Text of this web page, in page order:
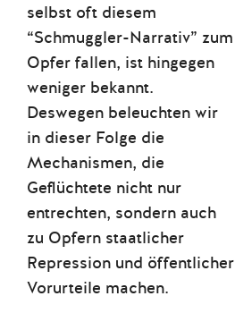
selbst oft diesem
“Schmuggler-Narrativ” zum
Opfer fallen, ist hingegen
weniger bekannt.
Deswegen beleuchten wir
in dieser Folge die
Mechanismen, die
Geflüchtete nicht nur
entrechten, sondern auch
zu Opfern staatlicher
Repression und öffentlicher
Vorurteile machen.